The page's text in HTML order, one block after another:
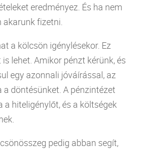
eredményez. És ha nem
akarunk fizetni.
a kölcsön igénylésekor. Ez
lehet. Amikor pénzt kérünk, és
egy azonnali jóváírással, az
döntésünket. A pénzintézet
a hiteligénylőt, és a költségek
pedig abban segít,